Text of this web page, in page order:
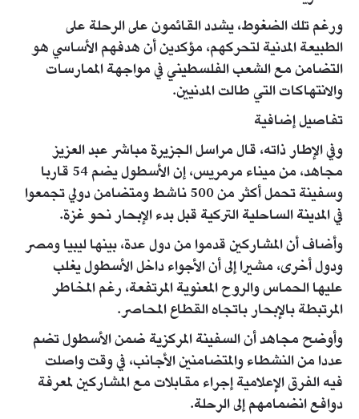
ورغم تلك الضغوط، يشدد القائمون على الرحلة على
الطبيعة المدنية لتحركهم، مؤكدين أن هدفهم الأساسي هو
التضامن مع الشعب الفلسطيني في مواجهة الممارسات
والانتهاكات التي طالت المدنيين.
تفاصيل إضافية
وفي الإطار ذاته، قال مراسل الجزيرة مباشر عبد العزيز
مجاهد، من ميناء مرمريس، إن الأسطول يضم 54 قاربا
وسفينة تحمل أكثر من 500 ناشط ومتضامن دولي تجمعوا
في المدينة الساحلية التركية قبل بدء الإبحار نحو غزة.
وأضاف أن المشاركين قدموا من دول عدة، بينها ليبيا ومصر
ودول أخرى، مشيرا إلى أن الأجواء داخل الأسطول يغلب
عليها الحماس والروح المعنوية المرتفعة، رغم المخاطر
المرتبطة بالإبحار باتجاه القطاع المحاصر.
وأوضح مجاهد أن السفينة المركزية ضمن الأسطول تضم
عددا من النشطاء والمتضامنين الأجانب، في وقت واصلت
فيه الفرق الإعلامية إجراء مقابلات مع المشاركين لمعرفة
دوافع انضمامهم إلى الرحلة.